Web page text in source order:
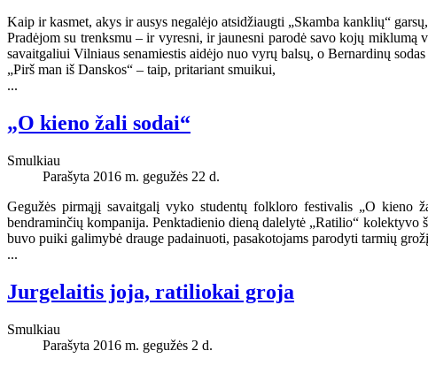
Kaip ir kasmet, akys ir ausys negalėjo atsidžiaugti „Skamba kanklių“
Pradėjom su trenksmu – ir vyresni, ir jaunesni parodė savo kojų
savaitgaliui Vilniaus senamiestis aidėjo nuo vyrų balsų, o Bernardinų
„Pirš man iš Danskos“ – taip, pritariant smuikui,
...
„O kieno žali sodai“
Smulkiau
Parašyta 2016 m. gegužės 22 d.
Gegužės pirmąjį savaitgalį vyko studentų folkloro festivalis „O
bendraminčių kompanija. Penktadienio dieną dalelytė „Ratilio“
buvo puiki galimybė drauge padainuoti, pasakotojams parodyti tarmių
...
Jurgelaitis joja, ratiliokai groja
Smulkiau
Parašyta 2016 m. gegužės 2 d.